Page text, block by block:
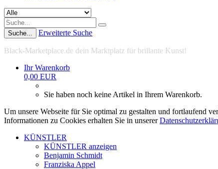
Suche... Erweiterte Suche
Black-Marketplace.de dein Marktplatz für brillante Kunst!
Ihr Warenkorb
0,00 EUR
Sie haben noch keine Artikel in Ihrem Warenkorb.
Um unsere Webseite für Sie optimal zu gestalten und fortlaufend
Informationen zu Cookies erhalten Sie in unserer
KÜNSTLER
KÜNSTLER anzeigen
Benjamin Schmidt
Franziska Appel